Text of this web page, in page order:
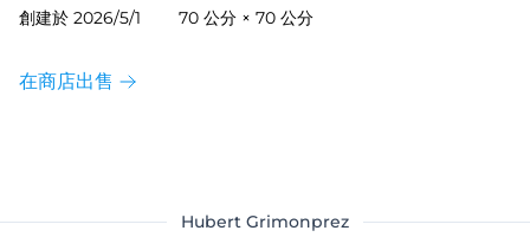
創建於 2026/5/1 70 公分 × 70 公分
在商店出售
Hubert Grimonprez